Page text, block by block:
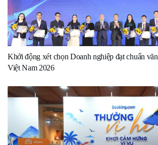
Khởi động xét chọn Doanh nghiệp đạt chuẩn
Việt Nam 2026